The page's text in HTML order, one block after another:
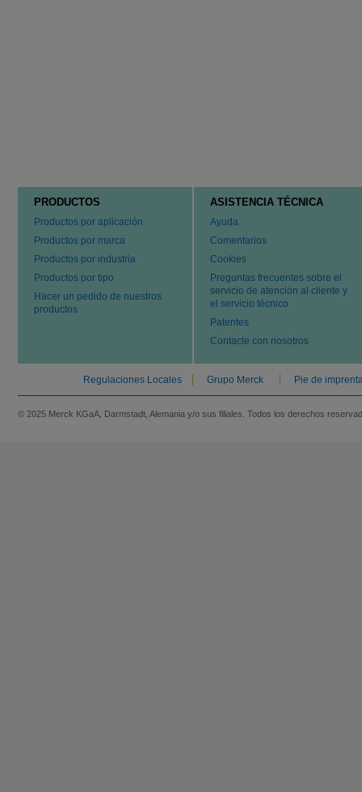
PRODUCTOS
Productos por aplicación
Productos por marca
Productos por industria
Productos por tipo
Hacer un pedido de nuestros
productos
ASISTENCIA TÉCNICA
Ayuda
Comentarios
Cookies
Preguntas frecuentes sobre el
servicio de atención al cliente y
el servicio técnico
Patentes
Contacte con nosotros
Regulaciones Locales Grupo Merck Pie de
© 2025 Merck KGaA, Darmstadt, Alemania y/o sus filiales. Todos los derechos